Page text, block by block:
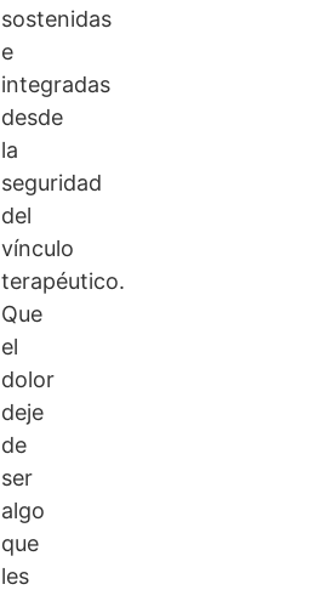
sostenidas
e
integradas
desde
la
seguridad
del
vínculo
terapéutico.
Que
el
dolor
deje
de
ser
algo
que
les